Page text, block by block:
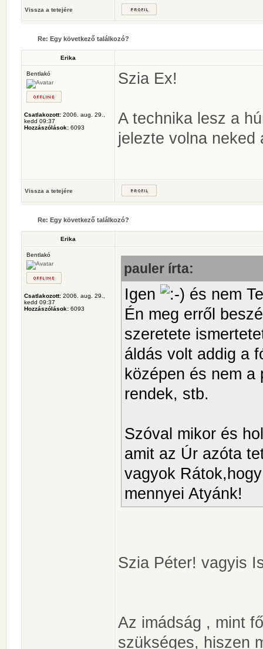
Vissza a tetejére
Re: Egy következő találkozó?
Erika
Bentlakó
Csatlakozott: 2006. aug. 29.,
kedd 09:37
Hozzászólások: 6093
Szia Ex!
A technika lesz a
jelezte volna neked
Vissza a tetejére
Re: Egy következő találkozó?
Erika
Bentlakó
Csatlakozott: 2006. aug. 29.,
kedd 09:37
Hozzászólások: 6093
pauler írta:
Igen
és nem
Én meg erről
szeretete
áldás volt addig a
középen és nem a
rendek, stb.
Szóval mikor és
amit az Úr azóta
vagyok
mennyei Atyánk!
Szia Péter! vagyis
Az imádság , mint
szükséges, hiszen